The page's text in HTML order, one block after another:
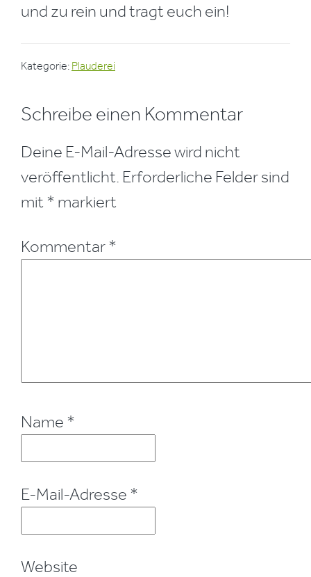
und zu rein und tragt euch ein!
Kategorie: Plauderei
Leser-
Schreibe einen Kommentar
Deine E-Mail-Adresse wird nicht
veröffentlicht. Erforderliche Felder sind
mit * markiert
Kommentar *
Name *
E-Mail-Adresse *
Website